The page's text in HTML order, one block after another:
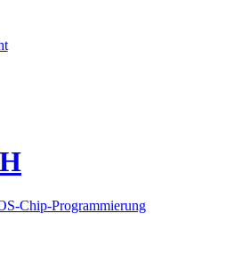
Chip-Programmierung